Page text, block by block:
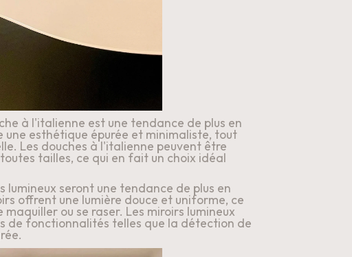
à l'italienne est une tendance de plus en
une esthétique épurée et minimaliste, tout
Les douches à l'italienne peuvent être
tailles, ce qui en fait un choix idéal
lumineux seront une tendance de plus en
offrent une lumière douce et uniforme, ce
ou se raser. Les miroirs lumineux
de fonctionnalités telles que la détection de